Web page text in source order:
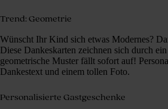
Trend: Geometrie
Wünscht Ihr Kind sich etwas Modernes?
Diese Dankeskarten zeichnen sich durch ein
geometrische Muster fällt sofort auf!
Dankestext und einem tollen Foto.
Personalisierte Gastgeschenke